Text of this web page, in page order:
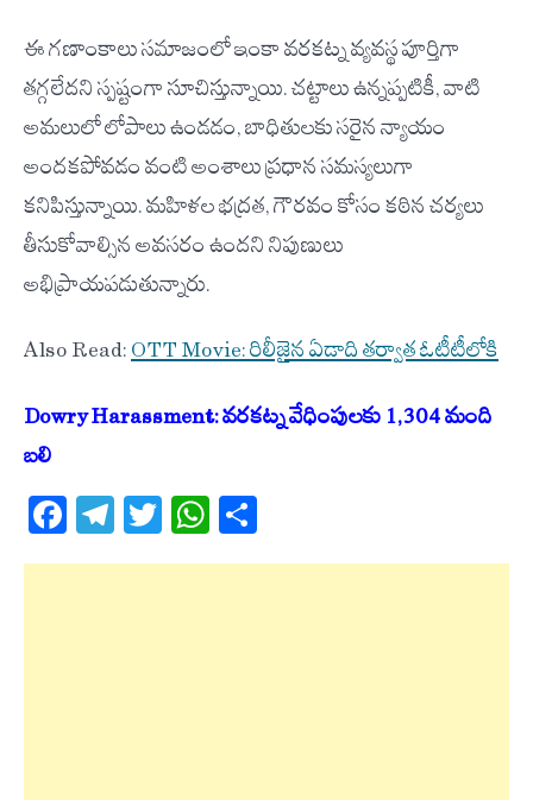
ఈ గణాంకాలు సమాజంలో ఇంకా వరకట్న వ్యవస్థ పూర్తిగా
తగ్గలేదని స్పష్టంగా సూచిస్తున్నాయి. చట్టాలు ఉన్నప్పటికీ, వాటి
అమలులో లోపాలు ఉండడం, బాధితులకు సరైన న్యాయం
అందకపోవడం వంటి అంశాలు ప్రధాన సమస్యలుగా
కనిపిస్తున్నాయి. మహిళల భద్రత, గౌరవం కోసం కఠిన చర్యలు
తీసుకోవాల్సిన అవసరం ఉందని నిపుణులు
అభిప్రాయపడుతున్నారు.
Also Read: OTT Movie: రిలీజైన ఏడాది తర్వాత ఓటీటీలోకి
Dowry Harassment: వరకట్న వేధింపులకు 1,304 మంది
బలి
Facebook
Telegram
TwitterWhatsApp